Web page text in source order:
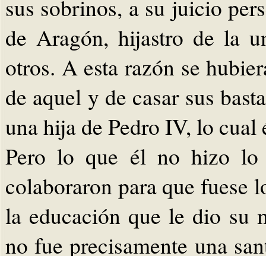
sus sobrinos, a su juicio
de Aragón, hijastro de la
otros. A esta razón se
de aquel y de casar sus
una hija de Pedro IV, lo cual
Pero lo que él no hizo
colaboraron para que fuese
la educación que le dio su
no fue precisamente una